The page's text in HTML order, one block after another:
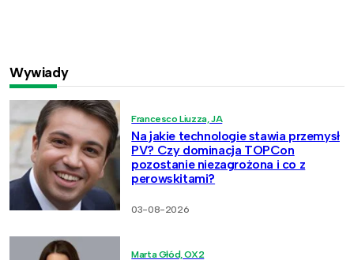
Wywiady
Francesco Liuzza, JA
Na jakie technologie stawia przemysł
PV? Czy dominacja TOPCon
pozostanie niezagrożona i co z
perowskitami?
03-08-2026
Marta Głód, OX2